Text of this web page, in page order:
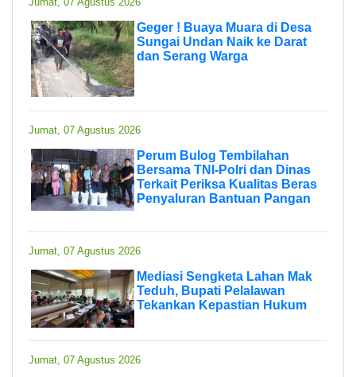
Geger ! Buaya Muara di Desa
Sungai Undan Naik ke Darat
dan Serang Warga
Jumat, 07 Agustus 2026
Perum Bulog Tembilahan
Bersama TNI-Polri dan Dinas
Terkait Periksa Kualitas Beras
Penyaluran Bantuan Pangan
Jumat, 07 Agustus 2026
Mediasi Sengketa Lahan Mak
Teduh, Bupati Pelalawan
Tekankan Kepastian Hukum
Jumat, 07 Agustus 2026